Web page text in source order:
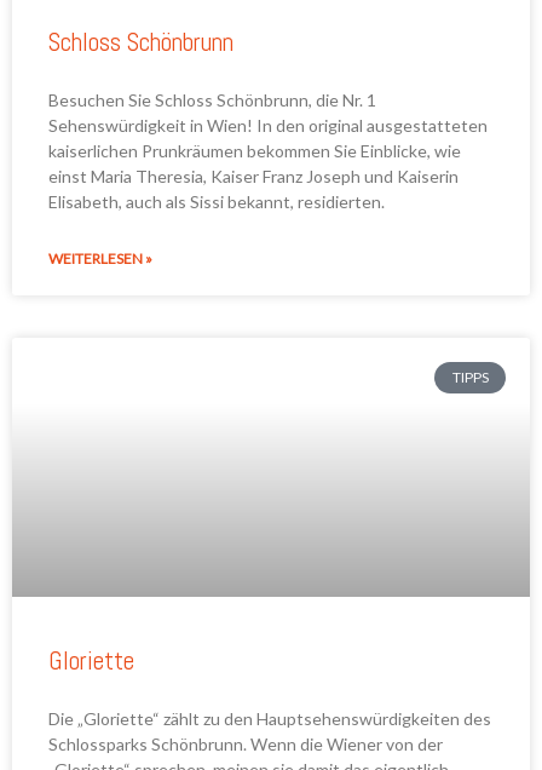
Schloss Schönbrunn
Besuchen Sie Schloss Schönbrunn, die Nr. 1
Sehenswürdigkeit in Wien! In den original ausgestatteten
kaiserlichen Prunkräumen bekommen Sie Einblicke, wie
einst Maria Theresia, Kaiser Franz Joseph und Kaiserin
Elisabeth, auch als Sissi bekannt, residierten.
WEITERLESEN »
TIPPS
Gloriette
Die „Gloriette“ zählt zu den Hauptsehenswürdigkeiten des
Schlossparks Schönbrunn. Wenn die Wiener von der